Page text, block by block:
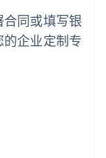
同或填写银
企业定制专